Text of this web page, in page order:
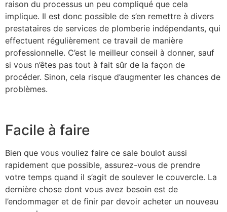
raison du processus un peu compliqué que cela
implique. Il est donc possible de s’en remettre à divers
prestataires de services de plomberie indépendants, qui
effectuent régulièrement ce travail de manière
professionnelle. C’est le meilleur conseil à donner, sauf
si vous n’êtes pas tout à fait sûr de la façon de
procéder. Sinon, cela risque d’augmenter les chances de
problèmes.
Facile à faire
Bien que vous vouliez faire ce sale boulot aussi
rapidement que possible, assurez-vous de prendre
votre temps quand il s’agit de soulever le couvercle. La
dernière chose dont vous avez besoin est de
l’endommager et de finir par devoir acheter un nouveau